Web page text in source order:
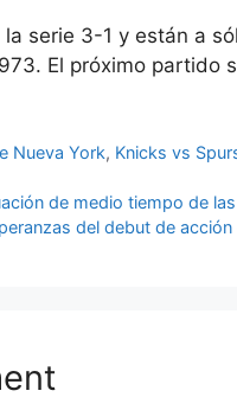
serie 3-1 y están a
El próximo partido
Nueva York, Knicks vs
de medio tiempo de
del debut de